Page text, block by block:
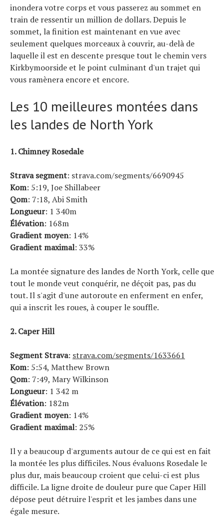
inondera votre corps et vous passerez au sommet en
train de ressentir un million de dollars. Depuis le
sommet, la finition est maintenant en vue avec
seulement quelques morceaux à couvrir, au-delà de
laquelle il est en descente presque tout le chemin vers
Kirkbymoorside et le point culminant d'un trajet qui
vous ramènera encore et encore.
Les 10 meilleures montées dans
les landes de North York
1. Chimney Rosedale
Stravasegment: strava.com/segments/6690945
Kom: 5:19, Joe Shillabeer
Qom: 7:18, Abi Smith
Longueur: 1 340m
Élévation: 168m
Gradient moyen: 14%
Gradient maximal: 33%
La montée signature des landes de North York, celle que
tout le monde veut conquérir, ne déçoit pas, pas du
tout. Il s'agit d'une autoroute en enferment en enfer,
qui a inscrit les roues, à couper le souffle.
2. Caper Hill
Segment Strava: strava.com/segments/1633661
Kom: 5:54, Matthew Brown
Qom: 7:49, Mary Wilkinson
Longueur: 1 342 m
Élévation: 182m
Gradient moyen: 14%
Gradient maximal: 25%
Il y a beaucoup d'arguments autour de ce qui est en fait
la montée les plus difficiles. Nous évaluons Rosedale le
plus dur, mais beaucoup croient que celui-ci est plus
difficile. La ligne droite de douleur pure que Caper Hill
dépose peut détruire l'esprit et les jambes dans une
égale mesure.